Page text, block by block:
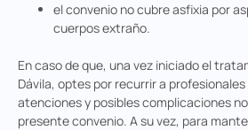
el convenio no cubre asfixia por
cuerpos extraño.
En caso de que, una vez iniciado el
Dávila, optes por recurrir a
atenciones y posibles complicaciones
presente convenio. A su vez, para